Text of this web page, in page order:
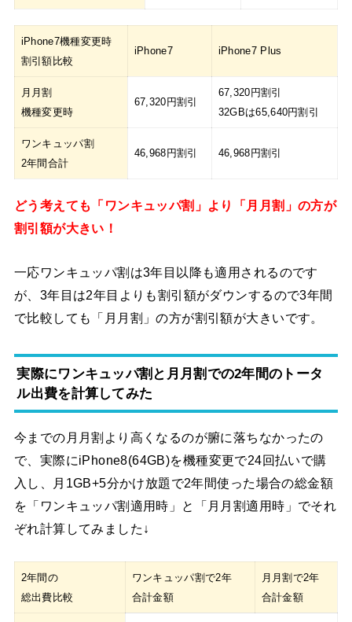
iPhone7機種変更時
割引額比較
iPhone7 iPhone7 Plus
月月割
機種変更時
67,320円割引
67,320円割引
32GBは65,640円割引
ワンキュッパ割
2年間合計
46,968円割引 46,968円割引
どう考えても「ワンキュッパ割」より「月月割」の方が
割引額が大きい！
一応ワンキュッパ割は3年目以降も適用されるのです
が、3年目は2年目よりも割引額がダウンするので3年間
で比較しても「月月割」の方が割引額が大きいです。
実際にワンキュッパ割と月月割での2年間のトータ
ル出費を計算してみた
今までの月月割より高くなるのが腑に落ちなかったの
で、実際にiPhone8(64GB)を機種変更で24回払いで購
入し、月1GB+5分かけ放題で2年間使った場合の総金額
を「ワンキュッパ割適用時」と「月月割適用時」でそれ
ぞれ計算してみました↓
2年間の
総出費比較
ワンキュッパ割で2年
合計金額
月月割で2年
合計金額